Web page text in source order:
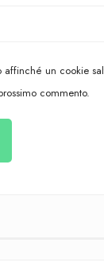
affinché un cookie
commento.